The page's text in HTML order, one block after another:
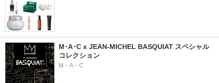
M･A･C x JEAN-MICHEL BASQUIAT スペシャル
コレクション
M・A・C